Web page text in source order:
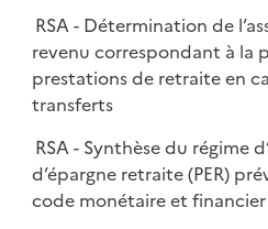
RSA - Détermination de
revenu correspondant à la
prestations de retraite en
transferts
RSA - Synthèse du régime
d’épargne retraite (PER)
code monétaire et financier